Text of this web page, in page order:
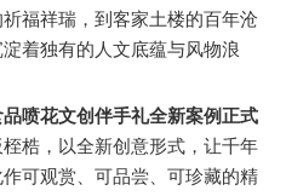
福祥瑞，到客家土楼的百年沧
着独有的人文底蕴与风物浪
喷花文创伴手礼全新案例正式
桎梏，以全新创意形式，让千年
可观赏、可品尝、可珍藏的精